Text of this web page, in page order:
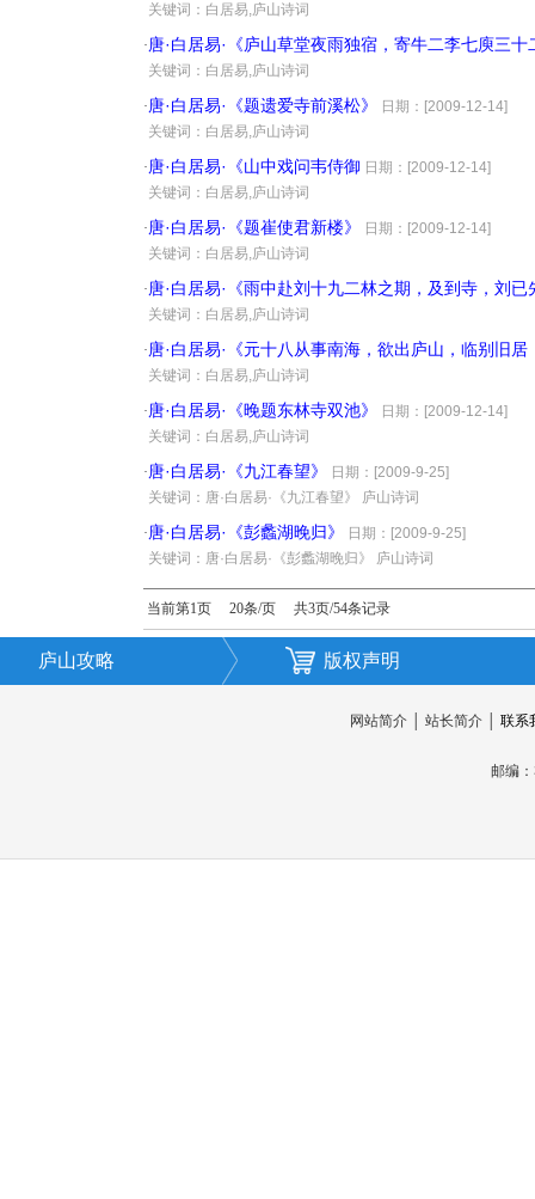
关键词：白居易,庐山诗词
· 唐·白居易·《庐山草堂夜雨独宿，寄牛二李七庾三十
关键词：白居易,庐山诗词
· 唐·白居易·《题遗爱寺前溪松》
日期：[2009-12-14]
关键词：白居易,庐山诗词
· 唐·白居易·《山中戏问韦侍御 日期：[2009-12-14]
关键词：白居易,庐山诗词
· 唐·白居易·《题崔使君新楼》
日期：[2009-12-14]
关键词：白居易,庐山诗词
· 唐·白居易·《雨中赴刘十九二林之期，及到寺，刘
关键词：白居易,庐山诗词
· 唐·白居易·《元十八从事南海，欲出庐山，临别旧
关键词：白居易,庐山诗词
· 唐·白居易·《晚题东林寺双池》
日期：[2009-12-14]
关键词：白居易,庐山诗词
· 唐·白居易·《九江春望》
日期：[2009-9-25]
关键词：唐·白居易·《九江春望》 庐山诗词
· 唐·白居易·《彭蠡湖晚归》
日期：[2009-9-25]
关键词：唐·白居易·《彭蠡湖晚归》 庐山诗词
当前第1页 20条/页 共3页/54条记录
庐山攻略 版权声明
网站简介│ 站长简介│ 联系
邮编